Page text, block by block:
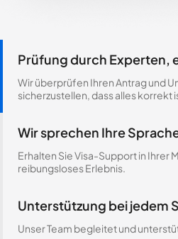
Prüfung durch Experten,
Wir überprüfen Ihren Antrag und
sicherzustellen, dass alles korrekt
Wir sprechen Ihre
Erhalten Sie Visa-Support in Ihrer
reibungsloses Erlebnis.
Unterstützung bei jedem
Unser Team begleitet und